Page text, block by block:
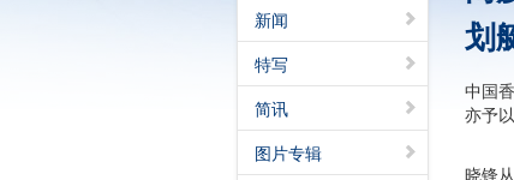
新闻
特写
简讯
图片专辑
划
中国
亦予
晓锋